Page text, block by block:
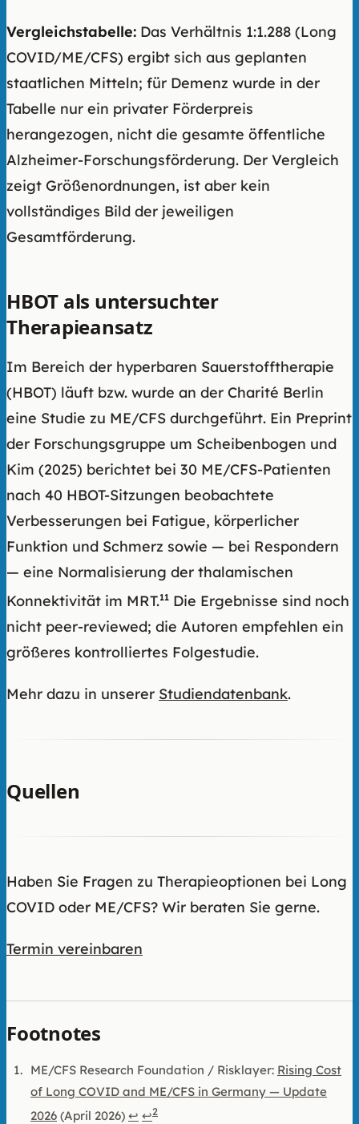
Vergleichstabelle: Das Verhältnis 1:1.288 (Long
COVID/ME/CFS) ergibt sich aus geplanten
staatlichen Mitteln; für Demenz wurde in der
Tabelle nur ein privater Förderpreis
herangezogen, nicht die gesamte öffentliche
Alzheimer-Forschungsförderung. Der Vergleich
zeigt Größenordnungen, ist aber kein
vollständiges Bild der jeweiligen
Gesamtförderung.
HBOT als untersuchter
Therapieansatz
Im Bereich der hyperbaren Sauerstofftherapie
(HBOT) läuft bzw. wurde an der Charité Berlin
eine Studie zu ME/CFS durchgeführt. Ein Preprint
der Forschungsgruppe um Scheibenbogen und
Kim (2025) berichtet bei 30 ME/CFS-Patienten
nach 40 HBOT-Sitzungen beobachtete
Verbesserungen bei Fatigue, körperlicher
Funktion und Schmerz sowie — bei Respondern
— eine Normalisierung der thalamischen
Konnektivität im MRT.11 Die Ergebnisse sind noch
nicht peer-reviewed; die Autoren empfehlen ein
größeres kontrolliertes Folgestudie.
Mehr dazu in unserer Studiendatenbank.
Quellen
Haben Sie Fragen zu Therapieoptionen bei Long
COVID oder ME/CFS? Wir beraten Sie gerne.
Termin vereinbaren
Footnotes
ME/CFS Research Foundation / Risklayer: Rising Cost
of Long COVID and ME/CFS in Germany — Update
2026 (April 2026) ↩ ↩2